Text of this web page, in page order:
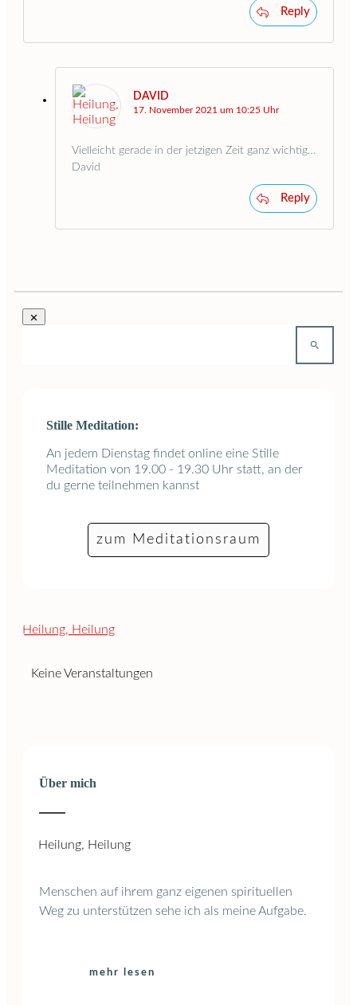
Reply
DAVID
17. November 2021 um 10:25 Uhr
Vielleicht gerade in der jetzigen Zeit ganz wichtig…
David
Reply
Stille Meditation:
An jedem Dienstag findet online eine Stille
Meditation von 19.00 - 19.30 Uhr statt, an der
du gerne teilnehmen kannst
zum Meditationsraum
Keine Veranstaltungen
Über mich
Menschen auf ihrem ganz eigenen spirituellen
Weg zu unterstützen sehe ich als meine Aufgabe.
mehr lesen